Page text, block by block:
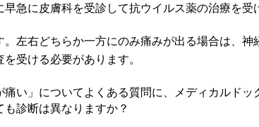
急に皮膚科を受診して抗ウイルス薬の治療を受
左右どちらか一方にのみ痛みが出る場合は、
受ける必要があります。
い」についてよくある質問に、メディカルドッ
診断は異なりますか？